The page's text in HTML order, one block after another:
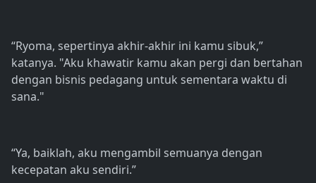
“Ryoma, sepertinya akhir-akhir ini kamu sibuk,”
katanya. "Aku khawatir kamu akan pergi dan bertahan
dengan bisnis pedagang untuk sementara waktu di
sana."
“Ya, baiklah, aku mengambil semuanya dengan
kecepatan aku sendiri.”